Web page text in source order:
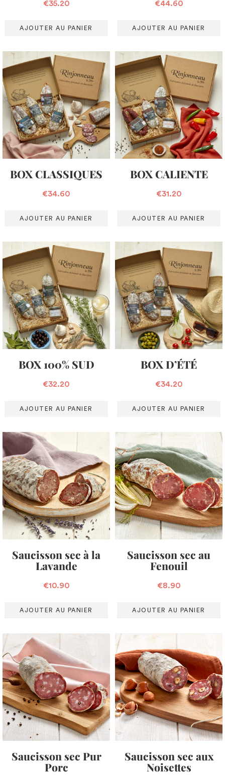
€35.20
AJOUTER AU PANIER
€44.60
AJOUTER AU PANIER
BOX CLASSIQUES
€34.60
AJOUTER AU PANIER
BOX CALIENTE
€31.20
AJOUTER AU PANIER
BOX 100% SUD
€32.20
AJOUTER AU PANIER
BOX D’ÉTÉ
€34.20
AJOUTER AU PANIER
Saucisson sec à la
Lavande
€10.90
AJOUTER AU PANIER
Saucisson sec au
Fenouil
€8.90
AJOUTER AU PANIER
Saucisson sec Pur
Porc
Saucisson sec aux
Noisettes